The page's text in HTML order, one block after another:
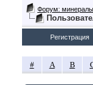
Форум:
Регистрация
# A B